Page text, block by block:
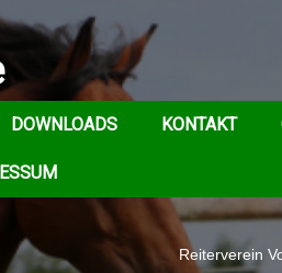
DOWNLOADS KONTAKT
Reiterverein